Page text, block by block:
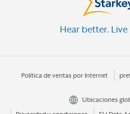
Hear better.
Política de ventas por Internet
Ubicaciones